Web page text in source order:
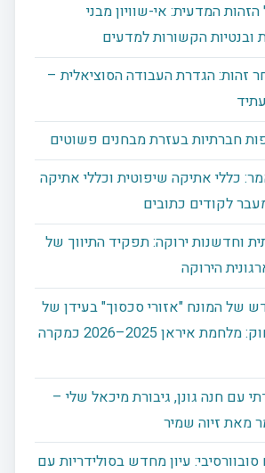
המדעית: אי-שוויון מבני
ובנטיות הקשורות למדעים
זהות: הגדרת העבודה הסוציאלית –
חברתיות בעזרת מבחנים פשוטים
כללי אתיקה שיפוטית וכללי אתיקה
לקודים כתובים
וחדשנות ירוקה: תפקיד התיווך של
הירוקה
של המונח "אזורי סכסוך" בעידן של
לוחמה מרחוק: מלחמת איראן 2025–2026 כמקרה
עם חנה גונן, גיבורת מיכאל שלי –
מאת זיוה שמיר
סובוורסיבי: עיון מחדש בסולידריות עם